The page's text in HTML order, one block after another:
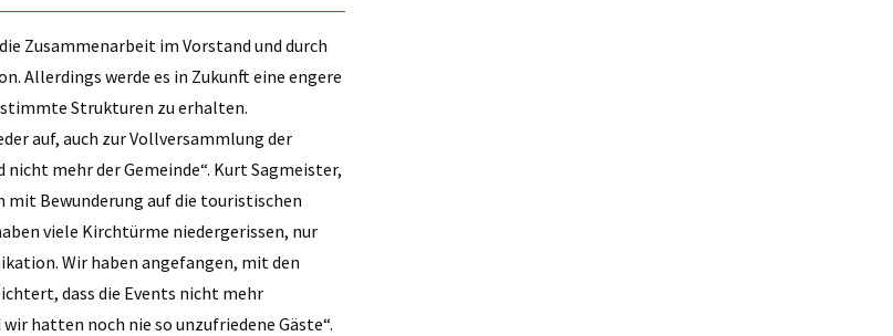
Zusammenarbeit im Vorstand und durch
Allerdings werde es in Zukunft eine engere
Strukturen zu erhalten.
auf, auch zur Vollversammlung der
mehr der Gemeinde“. Kurt ­Sagmeister,
mit Bewunderung auf die touristischen
viele Kirchtürme niedergerissen, nur
Wir haben angefangen, mit den
dass die Events nicht mehr
hatten noch nie so unzufriedene Gäste“.